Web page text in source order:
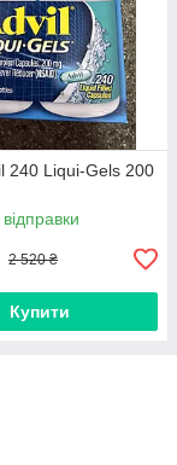
240 Liqui-Gels 200
2 520 ₴
Купити